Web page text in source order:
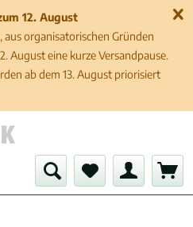
12. August
aus organisatorischen Gründen
August eine kurze Versandpause.
ab dem 13. August priorisiert